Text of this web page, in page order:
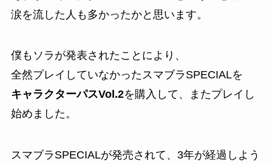
涙を流した人も多かったかと思います。
僕もソラが発表されたことにより、
全然プレイしていなかったスマブラSPECIALを
キャラクターパスVol.2を購入して、またプレイし
始めました。
スマブラSPECIALが発売されて、3年が経過しよう